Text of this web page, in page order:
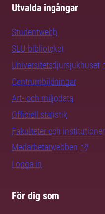
Utvalda ingångar
Studentwebb
SLU-biblioteket
Universitetsdjursjukhuset
Centrumbildningar
Art- och miljödata
Officiell statistik
Fakulteter och institutioner
Medarbetarwebben
Logga in
För dig som